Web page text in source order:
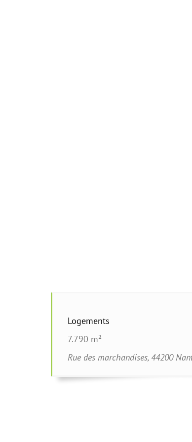
Logements
7.790 m²
Rue des marchandises, 44200